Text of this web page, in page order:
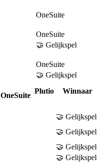
OneSuite
OneSuite
🤝 Gelijkspel
OneSuite
🤝 Gelijkspel
OneSuite
Plutio
Winnaar
🤝 Gelijkspel
🤝 Gelijkspel
🤝 Gelijkspel
🤝 Gelijkspel